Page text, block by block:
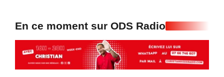
En ce moment sur ODS Radio